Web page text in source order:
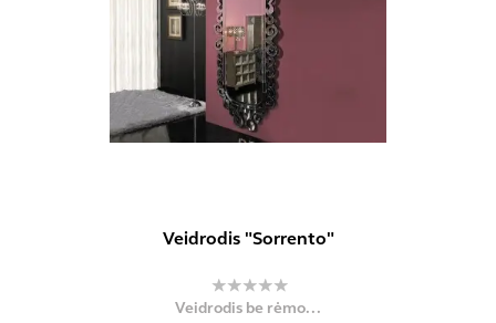
Veidrodis "Sorrento"
Veidrodis be rėmo...